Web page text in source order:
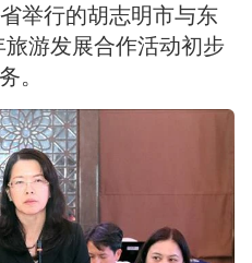
举行的胡志明市与东
旅游发展合作活动初步
。